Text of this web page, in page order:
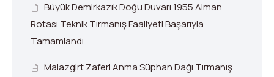
Büyük Demirkazık Doğu Duvarı 1955 Alman
Rotası Teknik Tırmanış Faaliyeti Başarıyla
Tamamlandı
Malazgirt Zaferi Anma Süphan Dağı Tırmanış